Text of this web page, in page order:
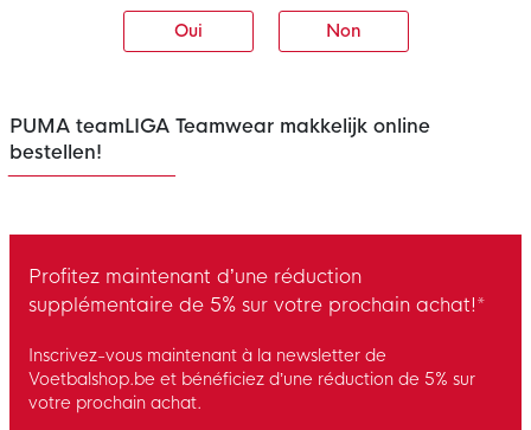
Oui Non
PUMA teamLIGA Teamwear makkelijk online
bestellen!
Profitez maintenant d’une réduction
supplémentaire de 5% sur votre prochain achat!*
Inscrivez-vous maintenant à la newsletter de
Voetbalshop.be et bénéficiez d’une réduction de 5% sur
votre prochain achat.